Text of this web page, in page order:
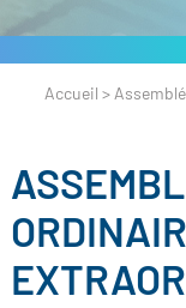
Accueil >